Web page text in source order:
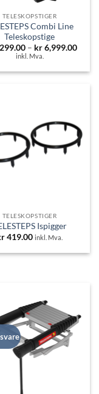
TELESKOPSTIGER
Combi Line
Teleskopstige
– kr6,999.00
kr
inkl. Mva.
TELESKOPSTIGER
Ispigger
419.00 inkl. Mva.